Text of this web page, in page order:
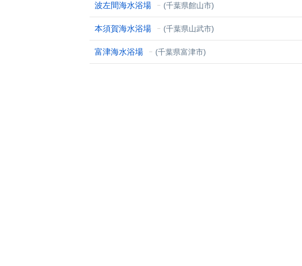
波左間海水浴場 (千葉県館山市)
本須賀海水浴場 (千葉県山武市)
富津海水浴場 (千葉県富津市)